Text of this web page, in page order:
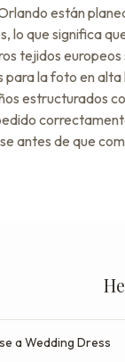
están
lo que significa
tejidos
para la foto en alta
estructurados
antes de que
a Wedding Dress